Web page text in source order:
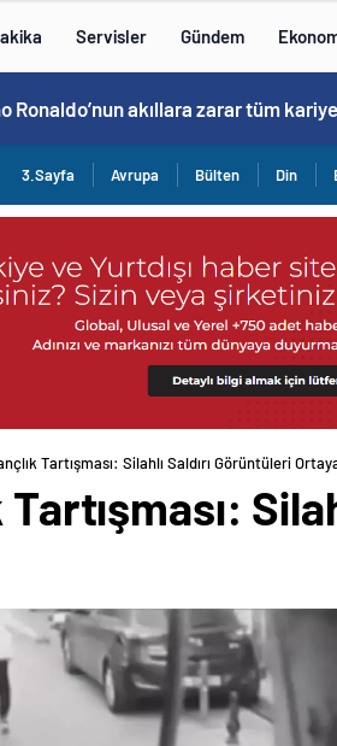
Servisler Gündem
3.Sayfa Avrupa Bülten Din
Tartışması: Silahlı Saldırı Görüntüleri
Tartışması: